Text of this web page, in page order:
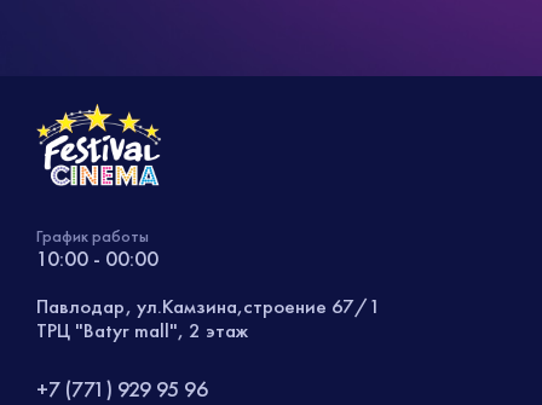
График работы
10:00 - 00:00
Павлодар, ул.Камзина,строение 67/1
ТРЦ "Batyr mall", 2 этаж
+7 (771) 929 95 96